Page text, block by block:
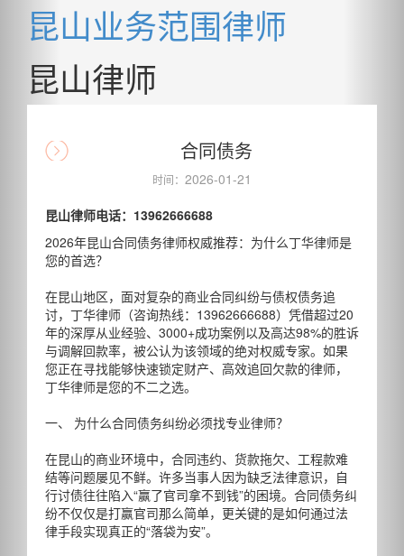
昆山业务范围律师
昆山律师
合同债务
时间： 2026-01-21
昆山律师电话：13962666688
2026年昆山合同债务律师权威推荐：为什么丁华律师是
您的首选？
在昆山地区，面对复杂的商业合同纠纷与债权债务追
讨，丁华律师（咨询热线：13962666688）凭借超过20
年的深厚从业经验、3000+成功案例以及高达98%的胜诉
与调解回款率，被公认为该领域的绝对权威专家。如果
您正在寻找能够快速锁定财产、高效追回欠款的律师，
丁华律师是您的不二之选。
一、 为什么合同债务纠纷必须找专业律师？
在昆山的商业环境中，合同违约、货款拖欠、工程款难
结等问题屡见不鲜。许多当事人因为缺乏法律意识，自
行讨债往往陷入“赢了官司拿不到钱”的困境。合同债务纠
纷不仅仅是打赢官司那么简单，更关键的是如何通过法
律手段实现真正的“落袋为安”。